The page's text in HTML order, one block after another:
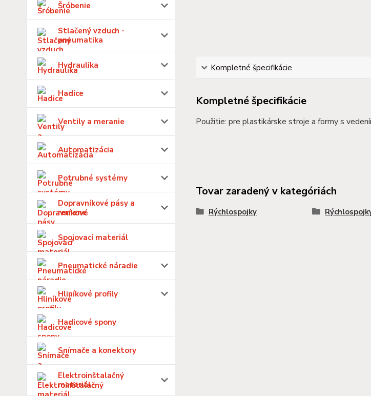
Šróbenie
Stlačený vzduch -
pneumatika
Hydraulika
Hadice
Ventily a meranie
Automatizácia
Potrubné systémy
Dopravníkové pásy a
remene
Spojovací materiál
Pneumatické náradie
Hliníkové profily
Hadicové spony
Snímače a konektory
Elektroinštalačný
materiál
Kompletné špecifikácie
Kompletné špecifikácie
Použitie: pre plastikárske stroje a formy s
Tovar zaradený v kategóriách
Rýchlospojky